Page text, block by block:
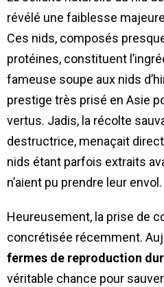
révélé une faiblesse
Ces nids, composés
protéines, constituent
fameuse soupe aux nids
prestige très prisé en Asie
vertus. Jadis, la récolte
destructrice, menaçait
nids étant parfois extraits
n’aient pu prendre leur envol.
Heureusement, la prise de
concrétisée récemment.
fermes de reproduction
véritable chance pour